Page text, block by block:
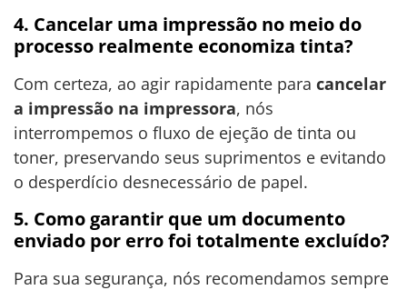
4. Cancelar uma impressão no meio do
processo realmente economiza tinta?
Com certeza, ao agir rapidamente para cancelar
a impressão na impressora, nós
interrompemos o fluxo de ejeção de tinta ou
toner, preservando seus suprimentos e evitando
o desperdício desnecessário de papel.
5. Como garantir que um documento
enviado por erro foi totalmente excluído?
Para sua segurança, nós recomendamos sempre